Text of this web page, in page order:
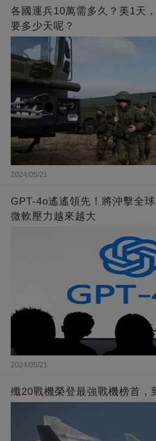
各國運兵10萬需多久？美1天
要多少天呢？
2024/05/21
GPT-4o遙遙領先！將沖擊全
微軟壓力越來越大
2024/05/21
殲20戰機榮登最強戰機榜首，